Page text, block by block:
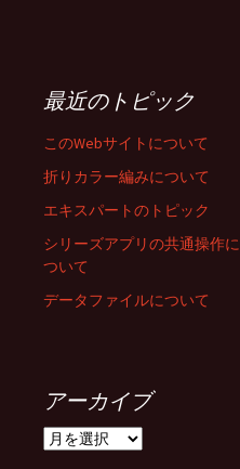
最近のトピック
このWebサイトについて
折りカラー編みについて
エキスパートのトピック
シリーズアプリの共通操作に
ついて
データファイルについて
アーカイブ
ア